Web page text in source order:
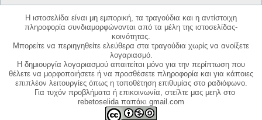
Η ιστοσελίδα είναι μη εμπορική, τα τραγούδια και η αντίστοιχη
πληροφορία συνδιαμορφώνονται από τα μέλη της ιστοσελίδας-
κοινότητας.
Μπορείτε να περιηγηθείτε ελεύθερα στα τραγούδια χωρίς να ανοίξετε
λογαριασμό.
Η δημιουργία λογαριασμού απαιτείται μόνο για την περίπτωση που
θέλετε να μορφοποιήσετε ή να προσθέσετε πληροφορία και για κάποιες
επιπλέον λειτουργίες όπως η τοποθέτηση επιθυμίας στο ραδιόφωνο.
Για τυχόν προβλήματα ή επικοινωνία, στείλτε μας μεηλ στο
rebetoselida παπάκι gmail.com